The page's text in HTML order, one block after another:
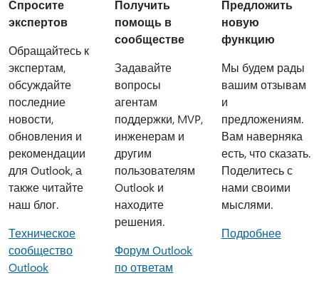
Спросите
экспертов
Обращайтесь к
экспертам,
обсуждайте
последние
новости,
обновления и
рекомендации
для Outlook, а
также читайте
наш блог.
Техническое
сообщество
Outlook
Получить
помощь в
сообществе
Задавайте
вопросы
агентам
поддержки, MVP,
инженерам и
другим
пользователям
Outlook и
находите
решения.
Форум Outlook
по ответам
Предложить
новую
функцию
Мы будем рады
вашим отзывам
и
предложениям.
Вам наверняка
есть, что сказать.
Поделитесь с
нами своими
мыслями.
Подробнее